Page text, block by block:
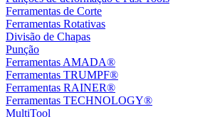
Ferramentas de Corte
Ferramentas Rotativas
Divisão de Chapas
Punção
Ferramentas AMADA®
Ferramentas TRUMPF®
Ferramentas RAINER®
Ferramentas TECHNOLOGY®
MultiTool